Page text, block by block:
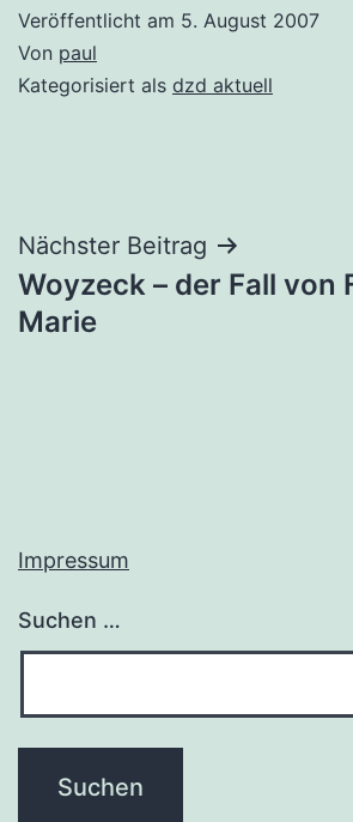
Veröffentlicht am 5. August 2007
Von paul
Kategorisiert als dzd aktuell
Nächster Beitrag
Woyzeck – der Fall von
Marie
Impressum
Suchen …